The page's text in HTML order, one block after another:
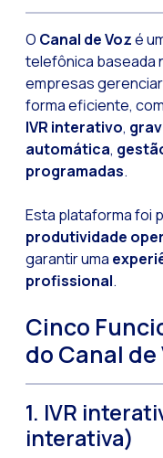
O Canal de Vozé
telefônica baseada
empresas
forma eficiente,
IVR interativo,
automática,
programadas.
Esta plataforma foi
produtividade
garantir uma
profissional.
Cinco
do Canal de
1. IVR
interativa)